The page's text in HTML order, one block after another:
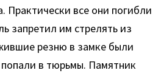
Практически все они погибли
запретил им стрелять из
резню в замке были
в тюрьмы. Памятник